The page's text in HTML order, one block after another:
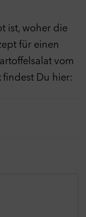
ist, woher die
für einen
vom
findest Du hier: